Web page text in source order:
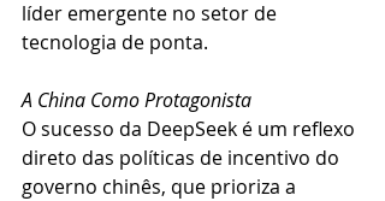
líder emergente no setor de
tecnologia de ponta.
A China Como Protagonista
O sucesso da DeepSeek é um reflexo
direto das políticas de incentivo do
governo chinês, que prioriza a